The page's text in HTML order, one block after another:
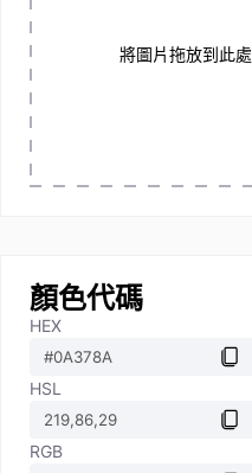
將圖片拖放到此處
顏色代碼
HEX
HSL
RGB